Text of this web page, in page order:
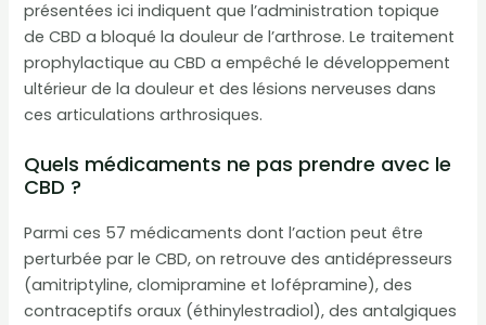
présentées ici indiquent que l’administration topique
de CBD a bloqué la douleur de l’arthrose. Le traitement
prophylactique au CBD a empêché le développement
ultérieur de la douleur et des lésions nerveuses dans
ces articulations arthrosiques.
Quels médicaments ne pas prendre avec le
CBD ?
Parmi ces 57 médicaments dont l’action peut être
perturbée par le CBD, on retrouve des antidépresseurs
(amitriptyline, clomipramine et lofépramine), des
contraceptifs oraux (éthinylestradiol), des antalgiques